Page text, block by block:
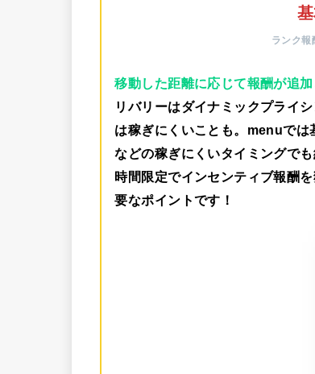
ランク報
移動した距離に応じて報酬が追
リバリーはダイナミックプライ
は稼ぎにくいことも。menuでは
などの稼ぎにくいタイミングで
時間限定でインセンティブ報酬
要なポイントです！